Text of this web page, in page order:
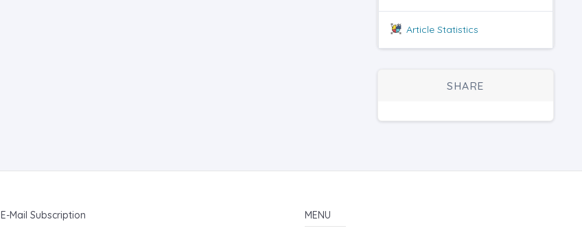
Article Statistics
SHARE
E-Mail Subscription MENU